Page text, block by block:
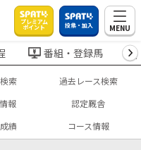
プレミアム
ポイント 投票・加入 MENU
番組・登録馬
索
過去レース検索
報
認定厩舎
績 コース情報